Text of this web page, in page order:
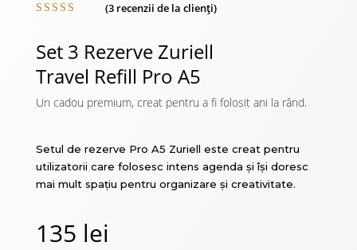
pe baza a
evaluări
de la
clienți
(3 recenzii de la clienți)
Set 3 Rezerve Zuriell
Travel Refill Pro A5
Un cadou premium, creat pentru a fi folosit ani la rând.
Setul de rezerve Pro A5 Zuriell este creat pentru
utilizatorii care folosesc intens agenda și își doresc
mai mult spațiu pentru organizare și creativitate.
135 lei